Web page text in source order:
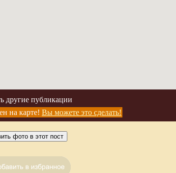
другие публикации
на карте! Вы можете это сделать!
фото в этот пост